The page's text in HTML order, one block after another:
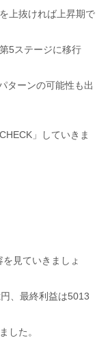
上抜ければ上昇期で
5ステージに移行
ーンの可能性も出
」していきま
見ていきましょ
、最終利益は5013
した。